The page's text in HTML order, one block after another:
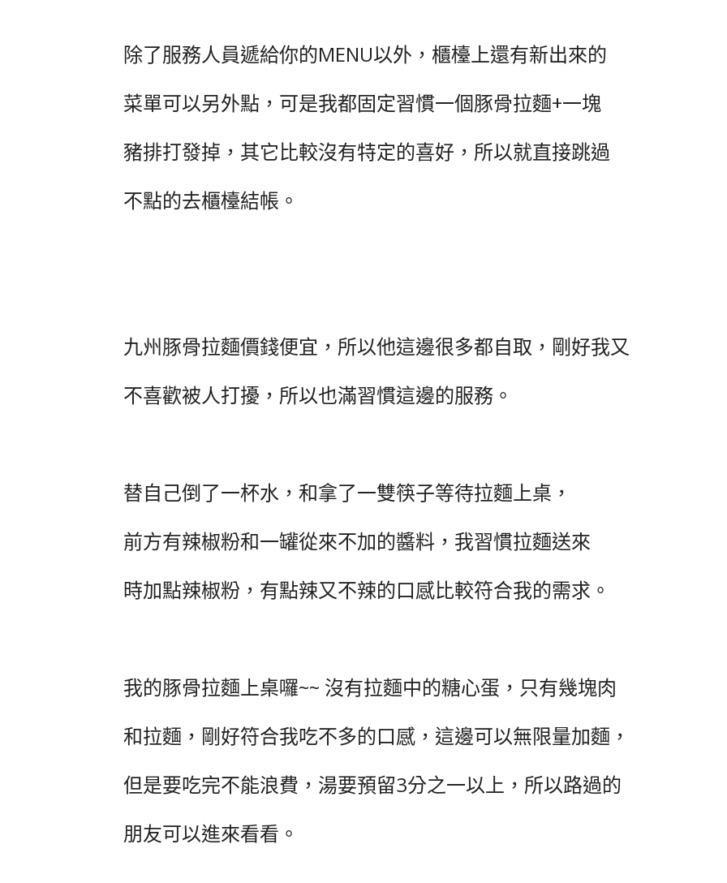
除了服務人員遞給你的MENU以外，櫃檯上還有新出來的
菜單可以另外點，可是我都固定習慣一個豚骨拉麵+一塊
豬排打發掉，其它比較沒有特定的喜好，所以就直接跳過
不點的去櫃檯結帳。
九州豚骨拉麵價錢便宜，所以他這邊很多都自取，剛好我又
不喜歡被人打擾，所以也滿習慣這邊的服務。
替自己倒了一杯水，和拿了一雙筷子等待拉麵上桌，
前方有辣椒粉和一罐從來不加的醬料，我習慣拉麵送來
時加點辣椒粉，有點辣又不辣的口感比較符合我的需求。
我的豚骨拉麵上桌囉~~ 沒有拉麵中的糖心蛋，只有幾塊肉
和拉麵，剛好符合我吃不多的口感，這邊可以無限量加麵，
但是要吃完不能浪費，湯要預留3分之一以上，所以路過的
朋友可以進來看看。